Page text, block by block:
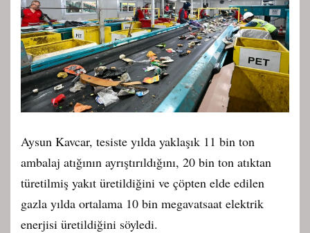
Aysun Kavcar, tesiste yılda yaklaşık 11 bin ton
ambalaj atığının ayrıştırıldığını, 20 bin ton atıktan
türetilmiş yakıt üretildiğini ve çöpten elde edilen
gazla yılda ortalama 10 bin megavatsaat elektrik
enerjisi üretildiğini söyledi.